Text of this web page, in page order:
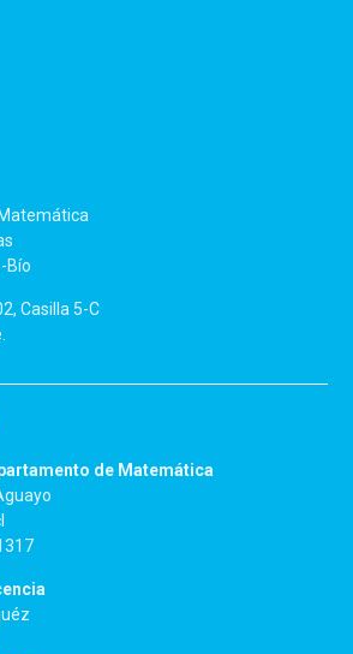
Bío
Casilla 5-C
de Matemática